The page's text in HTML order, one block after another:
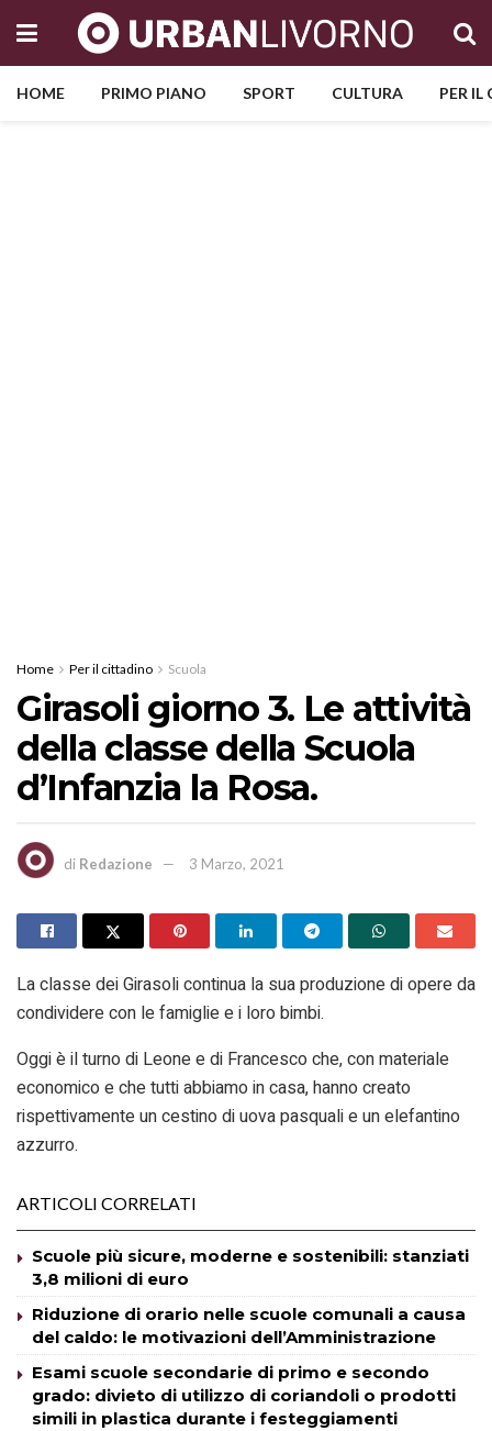
HOME PRIMO PIANO SPORT CULTURA PER
Home Per il cittadino Scuola
Girasoli giorno 3. Le attività
della classe della Scuola
d’Infanzia la Rosa.
di Redazione 3 Marzo, 2021
La classe dei Girasoli continua la sua produzione di opere da
condividere con le famiglie e i loro bimbi.
Oggi è il turno di Leone e di Francesco che, con materiale
economico e che tutti abbiamo in casa, hanno creato
rispettivamente un cestino di uova pasquali e un elefantino
azzurro.
ARTICOLI CORRELATI
Scuole più sicure, moderne e sostenibili: stanziati
3,8 milioni di euro
Riduzione di orario nelle scuole comunali a causa
del caldo: le motivazioni dell’Amministrazione
Esami scuole secondarie di primo e secondo
grado: divieto di utilizzo di coriandoli o prodotti
simili in plastica durante i festeggiamenti